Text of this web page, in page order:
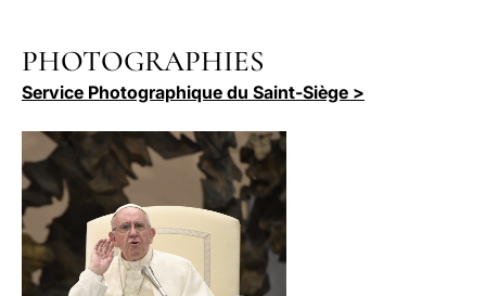
PHOTOGRAPHIES
Service Photographique du Saint-Siège >